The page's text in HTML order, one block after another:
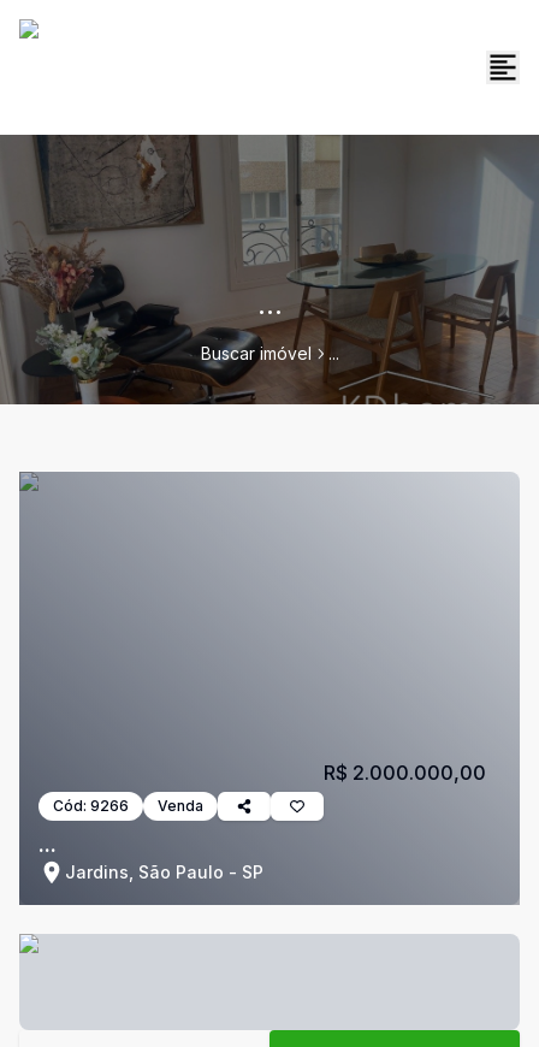
...
Buscar imóvel ...
Cód: 9266 Venda
...
Jardins, São Paulo - SP
R$ 2.000.000,00